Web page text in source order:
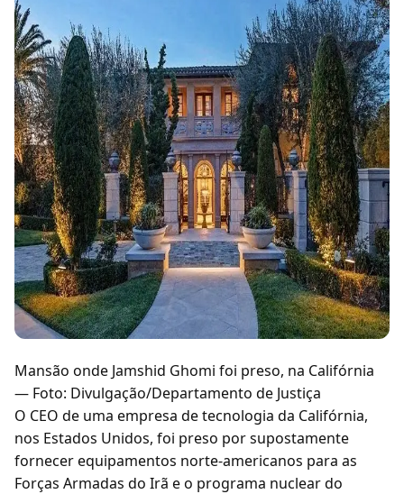
Mansão onde Jamshid Ghomi foi preso, na Califórnia
— Foto: Divulgação/Departamento de Justiça
O CEO de uma empresa de tecnologia da Califórnia,
nos Estados Unidos, foi preso por supostamente
fornecer equipamentos norte-americanos para as
Forças Armadas do Irã e o programa nuclear do